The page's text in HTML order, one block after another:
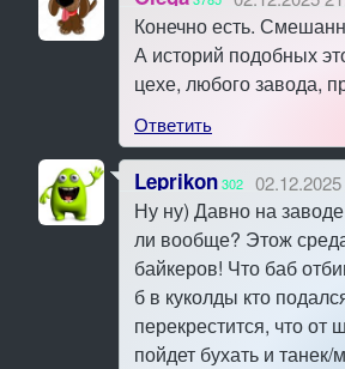
Конечно есть.
А историй подобных
цехе, любого завода,
Ответить
Leprikon302
Ну ну) Давно на
ли вообще? Этож
байкеров! Что баб
б в куколды кто
перекрестится, что от
пойдет бухать и